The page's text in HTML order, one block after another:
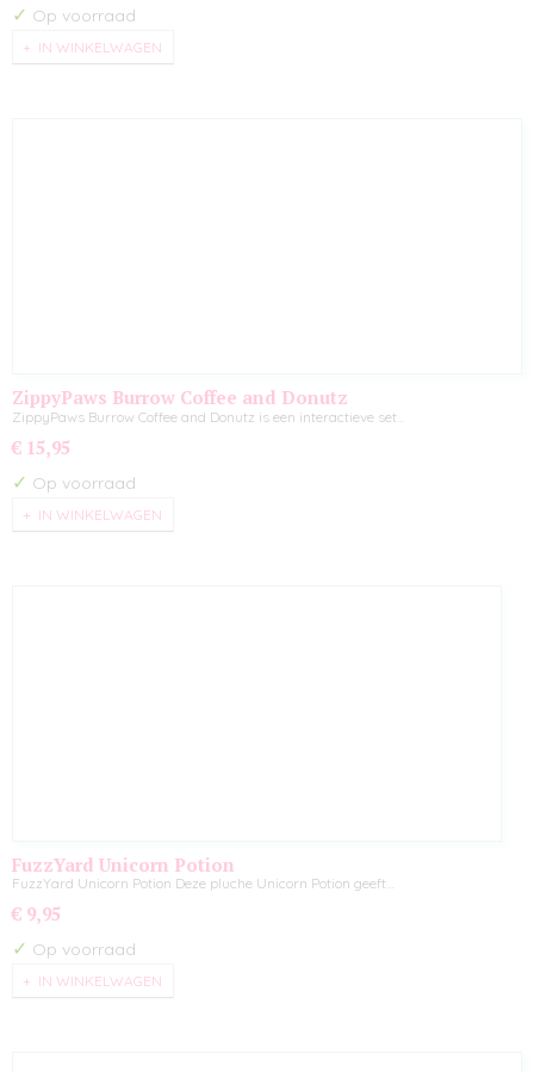
✓ Op voorraad
IN WINKELWAGEN
ZippyPaws Burrow Coffee and Donutz
ZippyPaws Burrow Coffee and Donutz is een interactieve set…
€ 15,95
✓ Op voorraad
IN WINKELWAGEN
FuzzYard Unicorn Potion
FuzzYard Unicorn Potion Deze pluche Unicorn Potion geeft…
€ 9,95
✓ Op voorraad
IN WINKELWAGEN